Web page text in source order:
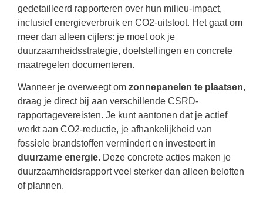
gedetailleerd rapporteren over hun milieu-impact,
inclusief energieverbruik en CO2-uitstoot. Het gaat om
meer dan alleen cijfers: je moet ook je
duurzaamheidsstrategie, doelstellingen en concrete
maatregelen documenteren.
Wanneer je overweegt om zonnepanelen te plaatsen,
draag je direct bij aan verschillende CSRD-
rapportagevereisten. Je kunt aantonen dat je actief
werkt aan CO2-reductie, je afhankelijkheid van
fossiele brandstoffen vermindert en investeert in
duurzame energie. Deze concrete acties maken je
duurzaamheidsrapport veel sterker dan alleen beloften
of plannen.